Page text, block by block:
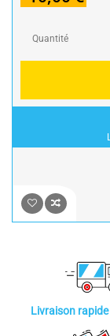
Quantité
Livraison